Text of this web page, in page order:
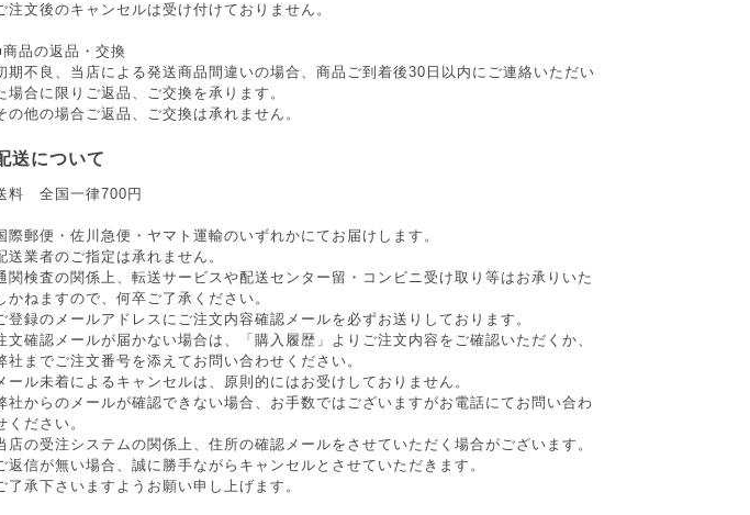
注文後のキャンセルは受け付けておりません。
品の返品・交換
期不良、当店による発送商品間違いの場合、商品ご到着後30日以内にご連絡いただい
場合に限りご返品、ご交換を承ります。
の他の場合ご返品、ご交換は承れません。
送について
料 全国一律700円
際郵便・佐川急便・ヤマト運輸のいずれかにてお届けします。
送業者のご指定は承れません。
関検査の関係上、転送サービスや配送センター留・コンビニ受け取り等はお承りいた
かねますので、何卒ご了承ください。
登録のメールアドレスにご注文内容確認メールを必ずお送りしております。
文確認メールが届かない場合は、「購入履歴」よりご注文内容をご確認いただくか、
社までご注文番号を添えてお問い合わせください。
ール未着によるキャンセルは、原則的にはお受けしておりません。
社からのメールが確認できない場合、お手数ではございますがお電話にてお問い合わ
ください。
店の受注システムの関係上、住所の確認メールをさせていただく場合がございます。
返信が無い場合、誠に勝手ながらキャンセルとさせていただきます。
了承下さいますようお願い申し上げます。